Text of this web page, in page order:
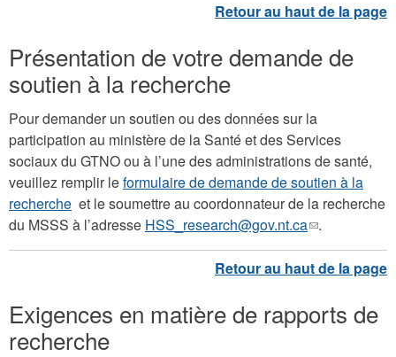
Présentation de votre demande de
soutien à la recherche
Pour demander un soutien ou des données sur la
participation au ministère de la Santé et des Services
sociaux du GTNO ou à l’une des administrations de santé,
veuillez remplir leformulaire de demande de soutien à la
recherche et le soumettre au coordonnateur de la recherche
du MSSS à l’adresse HSS_research@gov.nt.ca(le
lien
envoie
courriel)
.
Exigences en matière de rapports de
recherche